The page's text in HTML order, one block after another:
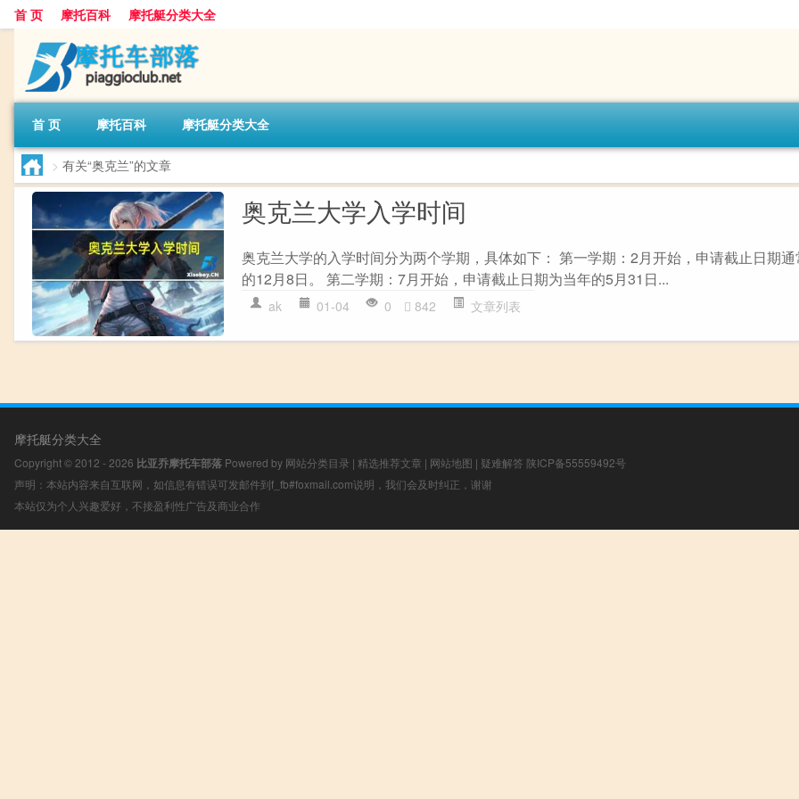
首 页 摩托百科 摩托艇分类大全
首 页 摩托百科 摩托艇分类大全
> 有关“奥克兰”的文章
奥克兰大学入学时间
奥克兰大学的入学时间分为两个学期，具体如下： 第一学期：2月开始，申请截止日期
的12月8日。 第二学期：7月开始，申请截止日期为当年的5月31日...
ak 01-04 0 842 文章列表
摩托艇分类大全
Copyright © 2012 - 2026 比亚乔摩托车部落 Powered by 网站分类目录 | 精选推荐文章 | 网站地图 | 疑难解答 陕ICP备55559492号
声明：本站内容来自互联网，如信息有错误可发邮件到f_fb#foxmail.com说明，我们会及时纠正，谢谢
本站仅为个人兴趣爱好，不接盈利性广告及商业合作